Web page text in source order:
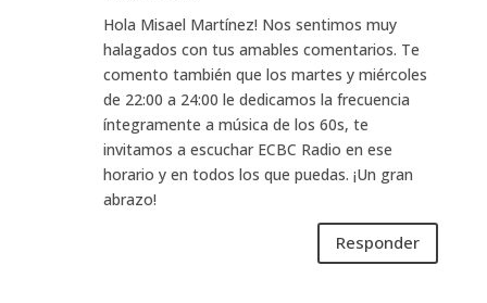
Hola Misael Martínez! Nos sentimos muy
halagados con tus amables comentarios. Te
comento también que los martes y miércoles
de 22:00 a 24:00 le dedicamos la frecuencia
íntegramente a música de los 60s, te
invitamos a escuchar ECBC Radio en ese
horario y en todos los que puedas. ¡Un gran
abrazo!
Responder